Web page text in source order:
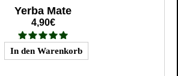
Yerba Mate
4,90€